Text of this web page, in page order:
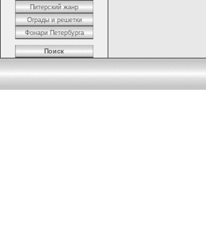
Питерский жанр
Ограды и решетки
Фонари Петербурга
Поиск